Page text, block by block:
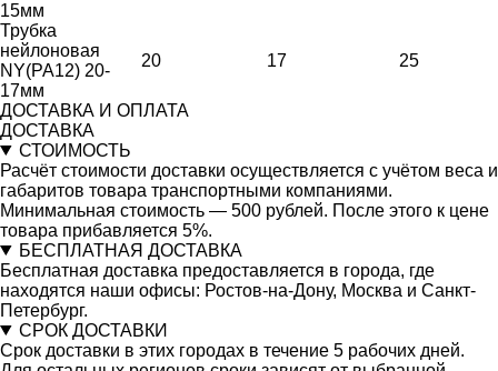
15мм
Трубка
нейлоновая
NY(PA12) 20-
17мм
20 17 25
ДОСТАВКА И ОПЛАТА
ДОСТАВКА
СТОИМОСТЬ
Расчёт стоимости доставки осуществляется с учётом веса и
габаритов товара транспортными компаниями.
Минимальная стоимость — 500 рублей. После этого к цене
товара прибавляется 5%.
БЕСПЛАТНАЯ ДОСТАВКА
Бесплатная доставка предоставляется в города, где
находятся наши офисы: Ростов-на-Дону, Москва и Санкт-
Петербург.
СРОК ДОСТАВКИ
Срок доставки в этих городах в течение 5 рабочих дней.